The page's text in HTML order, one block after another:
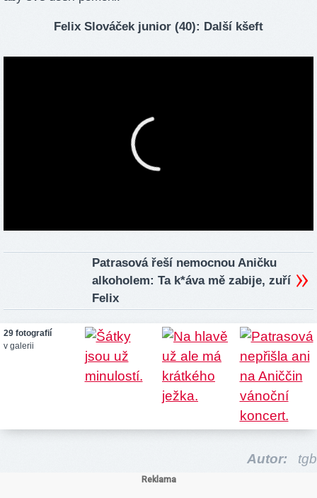
Felix Slováček junior (40): Další kšeft
Patrasová řeší nemocnou Aničku
alkoholem: Ta k*áva mě zabije, zuří
Felix
29 fotografií
v galerii
Autor: tgb